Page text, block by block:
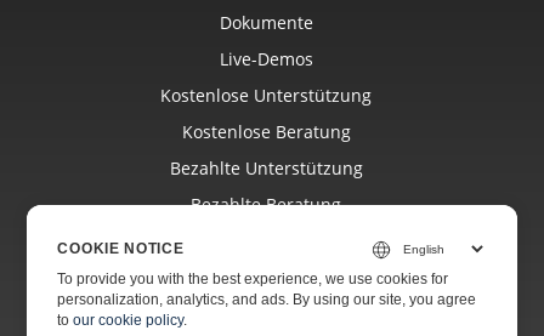
Dokumente
Live-Demos
Kostenlose Unterstützung
Kostenlose Beratung
Bezahlte Unterstützung
Bezahlte Beratung
Webseiten
COOKIE NOTICE
To provide you with the best experience, we use cookies for
personalization, analytics, and ads. By using our site, you agree
toour cookie policy.